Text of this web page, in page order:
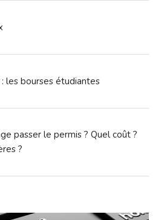
les bourses étudiantes
passer le permis ? Quel coût ?
?